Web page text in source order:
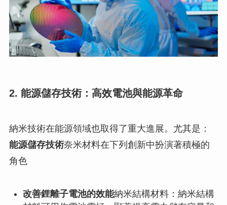
2. 能源儲存技術：高效電池與能源革命
納米技術在能源領域也取得了重大進展。尤其是：
能源儲存技術奈米材料在下列創新中扮演著積極的
角色
改善鋰離子電池的效能納米結構材料：納米結構